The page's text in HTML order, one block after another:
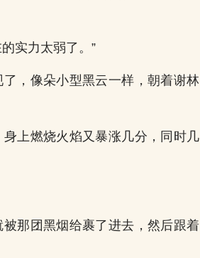
实力太弱了。”
，像朵小型黑云一样，朝着谢林
上燃烧火焰又暴涨几分，同时几
那团黑烟给裹了进去，然后跟着